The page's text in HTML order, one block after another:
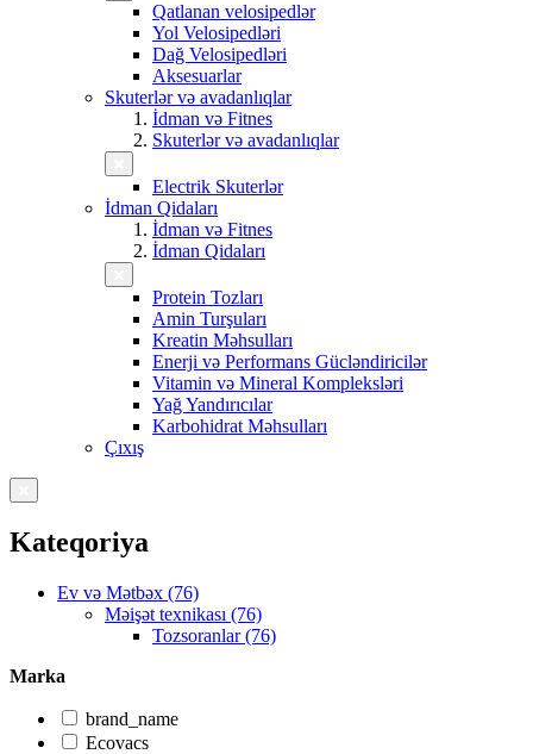
Qatlanan velosipedlər
Yol Velosipedləri
Dağ Velosipedləri
Aksesuarlar
Skuterlər və avadanlıqlar
İdman və Fitnes
Skuterlər və avadanlıqlar
Electrik Skuterlər
İdman Qidaları
İdman və Fitnes
İdman Qidaları
Protein Tozları
Amin Turşuları
Kreatin Məhsulları
Enerji və Performans Gücləndiricilər
Vitamin və Mineral Kompleksləri
Yağ Yandırıcılar
Karbohidrat Məhsulları
Çıxış
Kateqoriya
Ev və Mətbəx (76)
Məişət texnikası (76)
Tozsoranlar (76)
Marka
brand_name
Ecovacs